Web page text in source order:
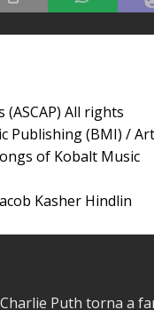
All rights
Publishing (BMI) /
of Kobalt Music
Kasher Hindlin
Puth torna a